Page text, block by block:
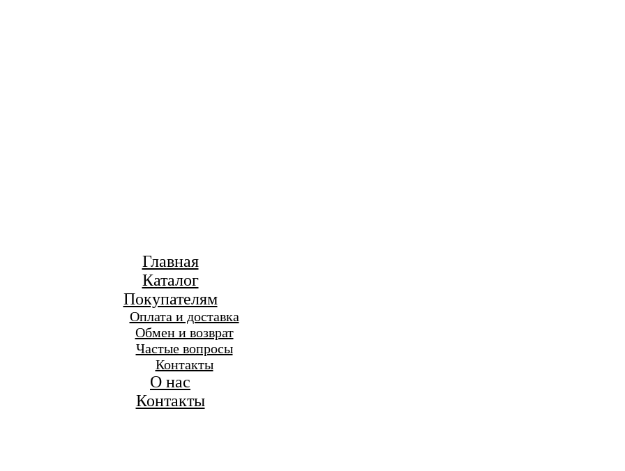
Главная
Каталог
Покупателям
Оплата и доставка
Обмен и возврат
Частые вопросы
Контакты
О нас
Контакты